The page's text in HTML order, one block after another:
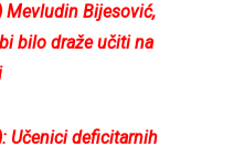
Mevludin Bijesović,
bilo draže učiti na
Učenici deficitarnih